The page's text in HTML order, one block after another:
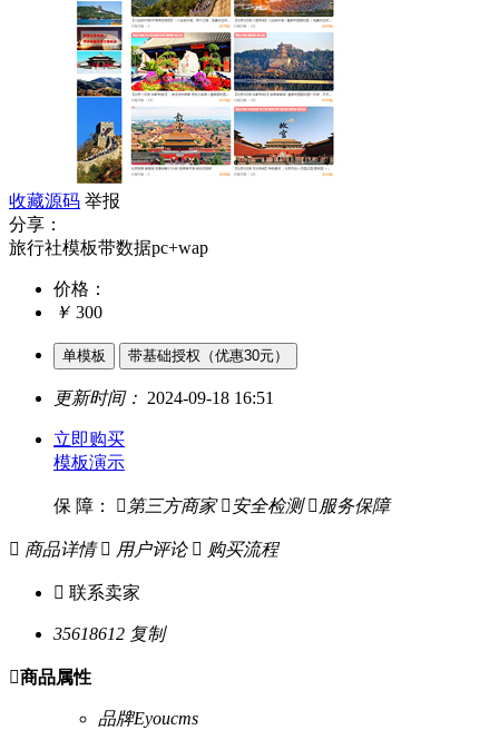
收藏源码 举报
分享：
旅行社模板带数据pc+wap
价格：
￥ 300
单模板 带基础授权（优惠30元）
更新时间： 2024-09-18 16:51
立即购买
模板演示
保 障：  第三方商家  安全检测  服务保障
 商品详情  用户评论  购买流程
 联系卖家
35618612 复制
商品属性
品牌Eyoucms